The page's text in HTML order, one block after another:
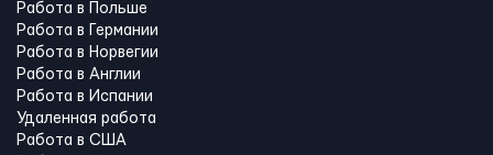
Работа в Польше
Работа в Германии
Работа в Норвегии
Работа в Англии
Работа в Испании
Удаленная работа
Работа в США